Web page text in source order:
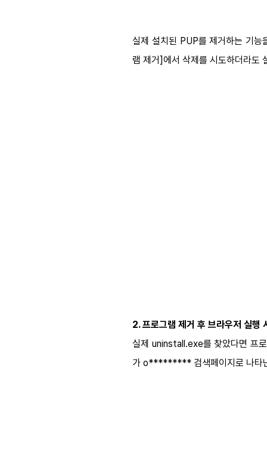
실제 설치된 PUP를 제거하는 기
램 제거]에서 삭제를 시도하더라
2. 프로그램 제거 후 브라우저 실행
실제 uninstall.exe를 찾았다면 프
가 o********* 검색페이지로 나타